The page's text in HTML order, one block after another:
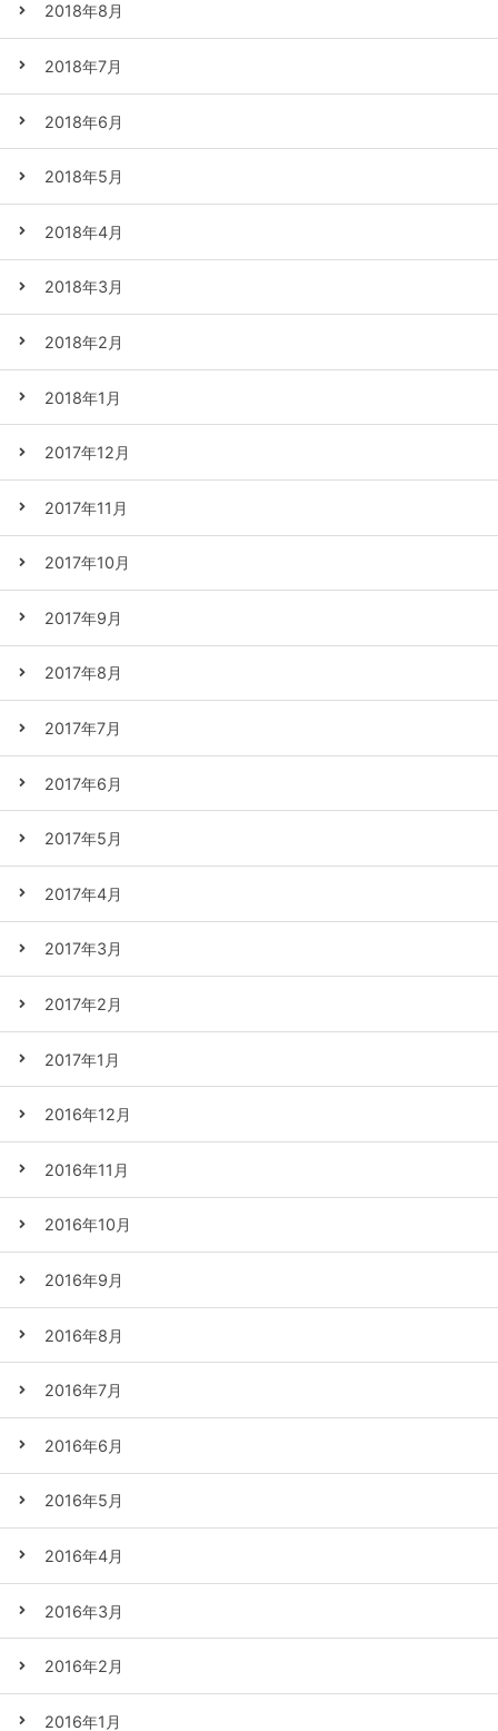
2018年8月
2018年7月
2018年6月
2018年5月
2018年4月
2018年3月
2018年2月
2018年1月
2017年12月
2017年11月
2017年10月
2017年9月
2017年8月
2017年7月
2017年6月
2017年5月
2017年4月
2017年3月
2017年2月
2017年1月
2016年12月
2016年11月
2016年10月
2016年9月
2016年8月
2016年7月
2016年6月
2016年5月
2016年4月
2016年3月
2016年2月
2016年1月